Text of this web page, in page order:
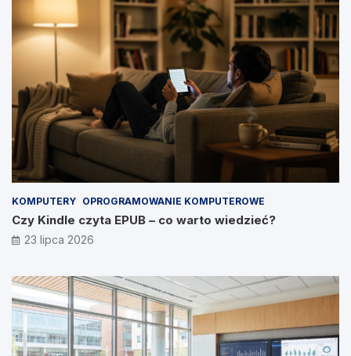
KOMPUTERY OPROGRAMOWANIE KOMPUTEROWE
Czy Kindle czyta EPUB – co warto wiedzieć?
23 lipca 2026